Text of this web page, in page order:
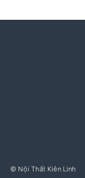
© Nội Thất Kiên Linh